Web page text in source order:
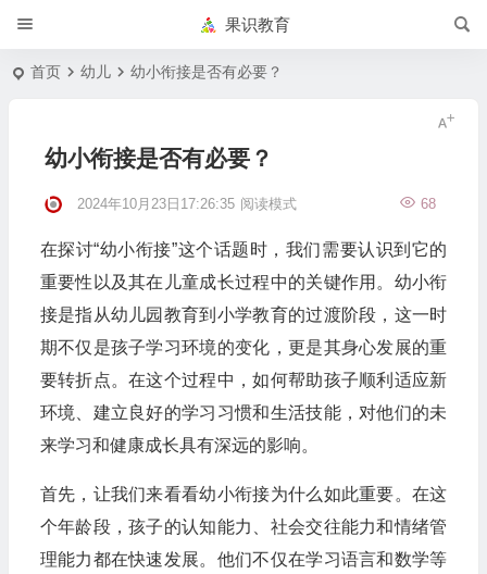
果识教育
首页 幼儿 幼小衔接是否有必要？
幼小衔接是否有必要？
2024年10月23日17:26:35 68
阅读模式
在探讨“幼小衔接”这个话题时，我们需要认识到它的
重要性以及其在儿童成长过程中的关键作用。幼小衔
接是指从幼儿园教育到小学教育的过渡阶段，这一时
期不仅是孩子学习环境的变化，更是其身心发展的重
要转折点。在这个过程中，如何帮助孩子顺利适应新
环境、建立良好的学习习惯和生活技能，对他们的未
来学习和健康成长具有深远的影响。
首先，让我们来看看幼小衔接为什么如此重要。在这
个年龄段，孩子的认知能力、社会交往能力和情绪管
理能力都在快速发展。他们不仅在学习语言和数学等